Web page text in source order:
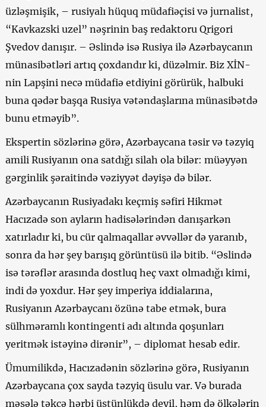
üzləşmişik, – rusiyalı hüquq müdafiəçisi və jurnalist,
“Kavkazski uzel” nəşrinin baş redaktoru Qrigori
Şvedov danışır. – Əslində isə Rusiya ilə Azərbaycanın
münasibətləri artıq çoxdandır ki, düzəlmir. Biz XİN-
nin Lapşini necə müdafiə etdiyini görürük, halbuki
buna qədər başqa Rusiya vətəndaşlarına münasibətdə
bunu etməyib”.
Ekspertin sözlərinə görə, Azərbaycana təsir və təzyiq
amili Rusiyanın ona satdığı silah ola bilər: müəyyən
gərginlik şəraitində vəziyyət dəyişə də bilər.
Azərbaycanın Rusiyadakı keçmiş səfiri Hikmət
Hacızadə son ayların hadisələrindən danışarkən
xatırladır ki, bu cür qalmaqallar əvvəllər də yaranıb,
sonra da hər şey barışıq görüntüsü ilə bitib. “Əslində
isə tərəflər arasında dostluq heç vaxt olmadığı kimi,
indi də yoxdur. Hər şey imperiya iddialarına,
Rusiyanın Azərbaycanı özünə tabe etmək, bura
sülhməramlı kontingenti adı altında qoşunları
yeritmək istəyinə dirənir”, – diplomat hesab edir.
Ümumilikdə, Hacızadənin sözlərinə görə, Rusiyanın
Azərbaycana çox sayda təzyiq üsulu var. Və burada
məsələ təkcə hərbi üstünlükdə deyil, həm də ölkələrin